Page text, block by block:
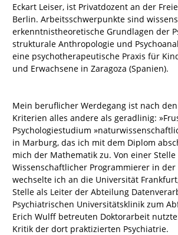
Eckart Leiser, ist Privatdozent an der
Berlin. Arbeitsschwerpunkte sind
erkenntnistheoretische Grundlagen der
strukturale Anthropologie und
eine psychotherapeutische Praxis für
und Erwachsene in Zaragoza (Spanien).
Mein beruflicher Werdegang ist nach
Kriterien alles andere als geradlinig:
Psychologiestudium
in Marburg, das ich mit dem Diplom
mich der Mathematik zu. Von einer Stelle
Wissenschaftlicher Programmierer in der
wechselte ich an die Universität
Stelle als Leiter der Abteilung
Psychiatrischen Universitätsklinik zum
Erich Wulff betreuten Doktorarbeit
Kritik der dort praktizierten Psychiatrie.